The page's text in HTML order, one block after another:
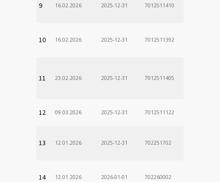
9 16.02.2026 2025-12-31 7012511410
10 16.02.2026 2025-12-31 7012511392
11 23.02.2026 2025-12-31 7012511405
12 09.03.2026 2025-12-31 7012511122
13 12.01.2026 2025-12-31 702251702
14 12.01.2026 2026-01-01 702260002